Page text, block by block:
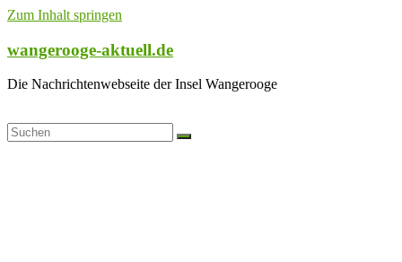
Zum Inhalt springen
wangerooge-aktuell.de
Die Nachrichtenwebseite der Insel Wangerooge